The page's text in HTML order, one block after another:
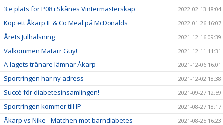
3:e plats för P08 i Skånes Vintermästerskap 2022-02-13 18:04
Köp ett Åkarp IF & Co Meal på McDonalds 2022-01-26 16:07
Årets Julhälsning 2021-12-16 09:39
Välkommen Matarr Guy! 2021-12-11 11:31
A-lagets tränare lämnar Åkarp 2021-12-06 16:01
Sportringen har ny adress 2021-12-02 18:38
Succé för diabetesinsamlingen! 2021-09-27 12:59
Sportringen kommer till IP 2021-08-27 18:17
Åkarp vs Nike - Matchen mot barndiabetes 2021-08-25 16:23